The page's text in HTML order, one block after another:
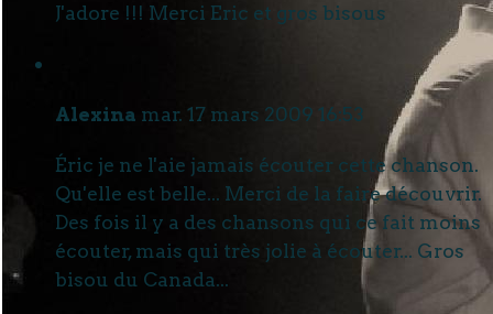
J'adore !!! Merci Eric et gros bisous
Alexina mar. 17 mars 2009 16:53
Éric je ne l'aie jamais écouter cette chanson.
Qu'elle est belle... Merci de la faire découvrir.
Des fois il y a des chansons qui ce fait moins
écouter, mais qui très jolie à écouter... Gros
bisou du Canada...